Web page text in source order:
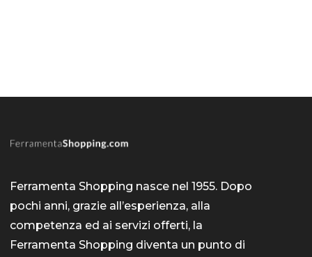
Ferramenta Shopping nasce nel 1955. Dopo
pochi anni, grazie all’esperienza, alla
competenza ed ai servizi offerti, la
Ferramenta Shopping diventa un punto di